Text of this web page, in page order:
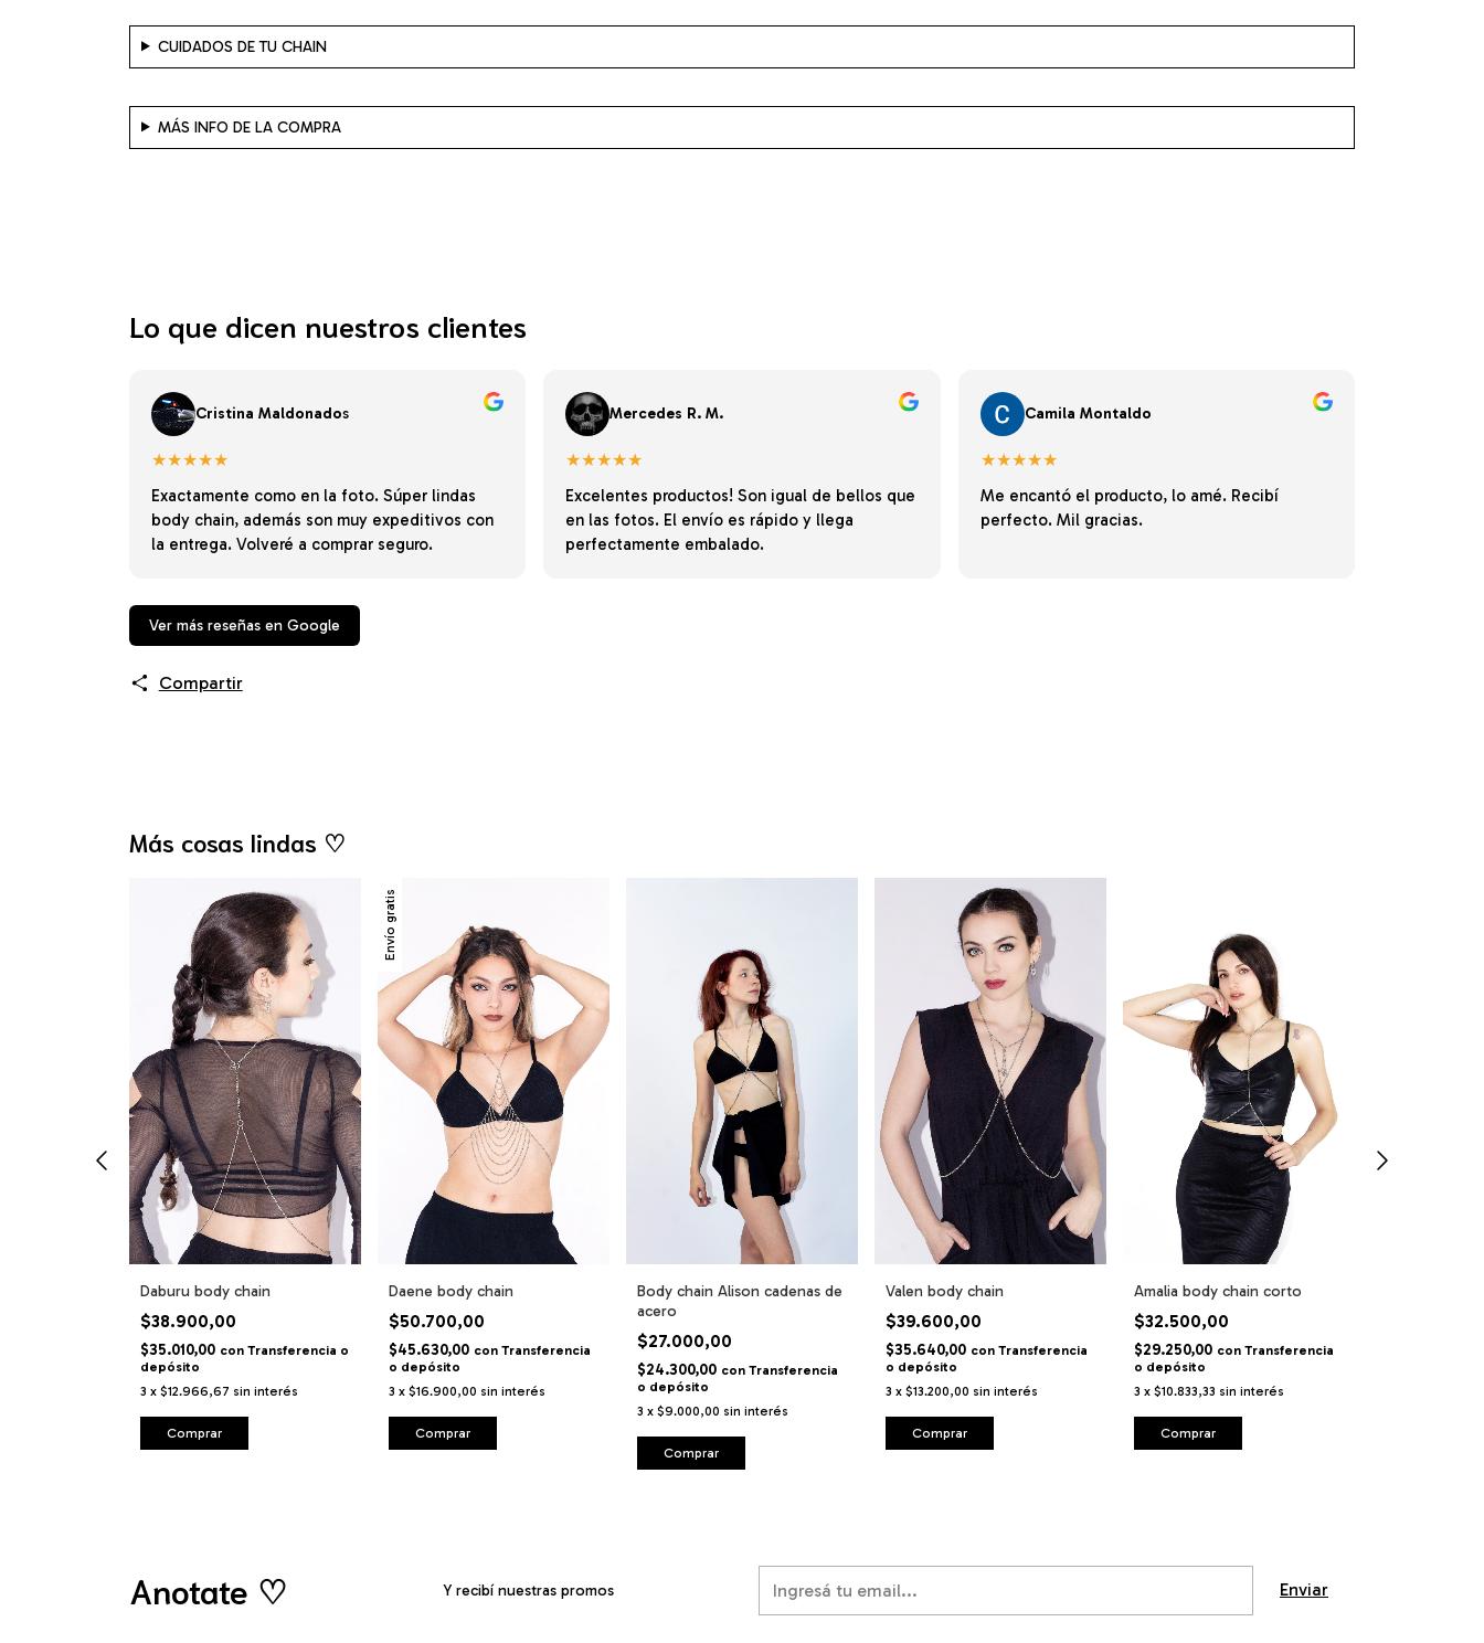
CUIDADOS DE TU CHAIN
MÁS INFO DE LA COMPRA
Lo que dicen nuestros clientes
Cristina Maldonados
★★★★★
Exactamente como en la foto. Súper lindas
body chain, además son muy expeditivos con
la entrega. Volveré a comprar seguro.
Mercedes R. M.
★★★★★
Excelentes productos! Son igual de bellos que
en las fotos. El envío es rápido y llega
perfectamente embalado.
Camila Montaldo
★★★★★
Me encantó el producto, lo amé. Recibí
perfecto. Mil gracias.
Ver más reseñas en Google
Compartir
Más cosas lindas ♡
Daburu body chain
$38.900,00
$35.010,00 con Transferencia o
depósito
3 x $12.966,67 sin interés
Comprar
Envío gratis
Daene body chain
$50.700,00
$45.630,00 con Transferencia
o depósito
3 x $16.900,00 sin interés
Comprar
Body chain Alison cadenas de
acero
$27.000,00
$24.300,00 con Transferencia
o depósito
3 x $9.000,00 sin interés
Comprar
Valen body chain
$39.600,00
$35.640,00 con Transferencia
o depósito
3 x $13.200,00 sin interés
Comprar
Amalia body chain corto
$32.500,00
$29.250,00 con Transferencia
o depósito
3 x $10.833,33 sin interés
Comprar
Anotate ♡ Y recibí nuestras promos